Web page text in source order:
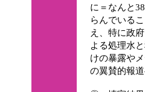
に＝なんと
らんでいる
え、特に政
よる処理水
けの暴露や
の翼賛的報